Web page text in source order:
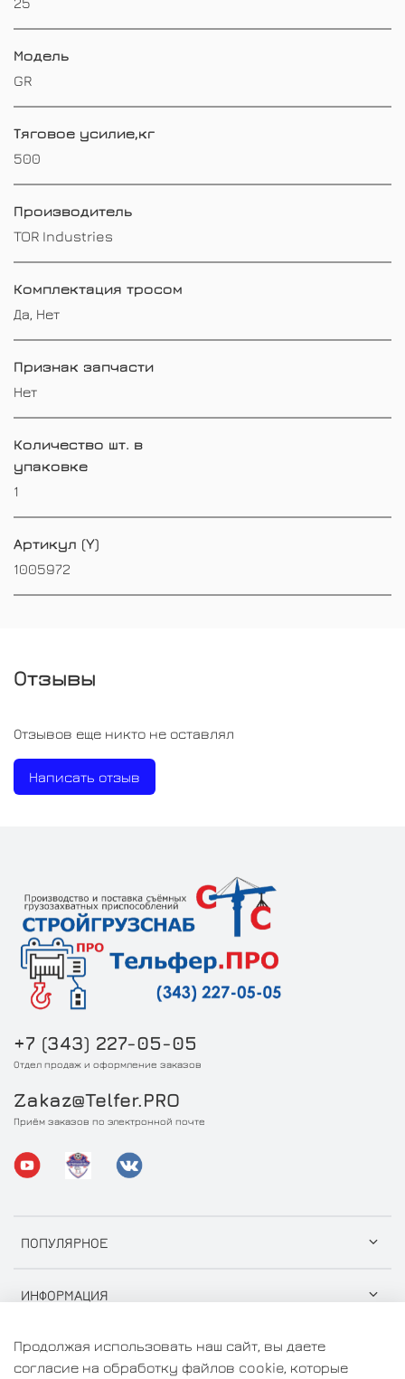
Модель
GR
Тяговое усилие,кг
500
Производитель
TOR Industries
Комплектация тросом
Да, Нет
Признак запчасти
Нет
Количество шт. в
упаковке
1
Артикул (Y)
1005972
Отзывы
Отзывов еще никто не оставлял
Написать отзыв
ПОПУЛЯРНОЕ
ИНФОРМАЦИЯ
+7 (343) 227-05-05
Отдел продаж и оформление заказов
Zakaz@Telfer.PRO
Приём заказов по электронной почте
Продолжая использовать наш сайт, вы даете
согласие на обработку файлов cookie, которые